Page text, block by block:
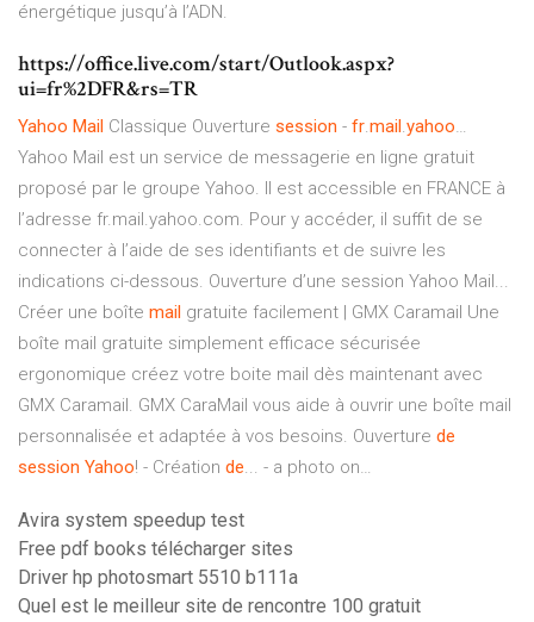
énergétique jusqu’à l’ADN.
https://office.live.com/start/Outlook.aspx?
ui=fr%2DFR&rs=TR
Yahoo Mail Classique Ouverture session - fr.mail .yahoo…
Yahoo Mail est un service de messagerie en ligne gratuit
proposé par le groupe Yahoo. Il est accessible en FRANCE à
l’adresse fr.mail.yahoo.com. Pour y accéder, il suffit de se
connecter à l’aide de ses identifiants et de suivre les
indications ci-dessous. Ouverture d’une session Yahoo Mail...
Créer une boîte mail gratuite facilement | GMX Caramail Une
boîte mail gratuite simplement efficace sécurisée
ergonomique créez votre boite mail dès maintenant avec
GMX Caramail. GMX CaraMail vous aide à ouvrir une boîte mail
personnalisée et adaptée à vos besoins. Ouverture de
session Yahoo! - Création de... - a photo on…
Avira system speedup test
Free pdf books télécharger sites
Driver hp photosmart 5510 b111a
Quel est le meilleur site de rencontre 100 gratuit